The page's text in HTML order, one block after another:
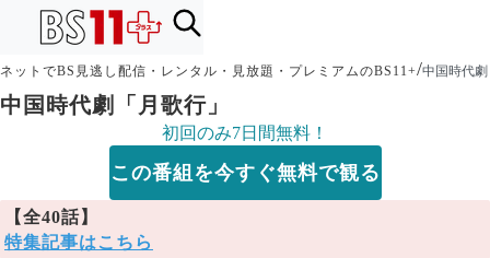
ネットでBS見逃し配信・レンタル・見放題・プレミアムのBS11+/中国時代
中国時代劇「月歌行」
初回のみ7日間無料！
この番組を今すぐ無料で観る
【全40話】
特集記事はこちら